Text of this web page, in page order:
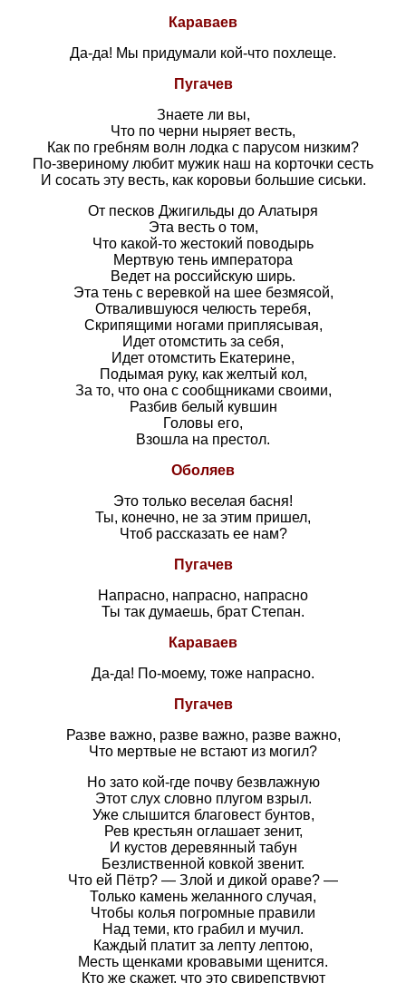
Караваев
Да-да! Мы придумали кой-что похлеще.
Пугачев
Знаете ли вы,
Что по черни ныряет весть,
Как по гребням волн лодка с парусом низким?
По-звериному любит мужик наш на корточки сесть
И сосать эту весть, как коровьи большие сиськи.
От песков Джигильды до Алатыря
Эта весть о том,
Что какой-то жестокий поводырь
Мертвую тень императора
Ведет на российскую ширь.
Эта тень с веревкой на шее безмясой,
Отвалившуюся челюсть теребя,
Скрипящими ногами приплясывая,
Идет отомстить за себя,
Идет отомстить Екатерине,
Подымая руку, как желтый кол,
За то, что она с сообщниками своими,
Разбив белый кувшин
Головы его,
Взошла на престол.
Оболяев
Это только веселая басня!
Ты, конечно, не за этим пришел,
Чтоб рассказать ее нам?
Пугачев
Напрасно, напрасно, напрасно
Ты так думаешь, брат Степан.
Караваев
Да-да! По-моему, тоже напрасно.
Пугачев
Разве важно, разве важно, разве важно,
Что мертвые не встают из могил?
Но зато кой-где почву безвлажную
Этот слух словно плугом взрыл.
Уже слышится благовест бунтов,
Рев крестьян оглашает зенит,
И кустов деревянный табун
Безлиственной ковкой звенит.
Что ей Пётр? — Злой и дикой ораве? —
Только камень желанного случая,
Чтобы колья погромные правили
Над теми, кто грабил и мучил.
Каждый платит за лепту лептою,
Месть щенками кровавыми щенится.
Кто же скажет, что это свирепствуют